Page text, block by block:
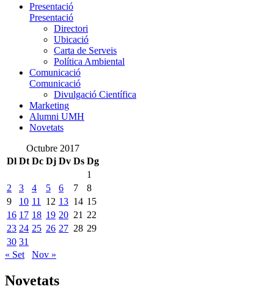
Presentació
Presentació
Directori
Ubicació
Carta de Serveis
Política Ambiental
Comunicació
Comunicació
Divulgació Científica
Marketing
Alumni UMH
Novetats
Octubre 2017
Dl Dt Dc Dj Dv Ds Dg
1
2
3 4 5 6 7
8
9
10 11 12 13 14 15
16 17 18 19 20 21 22
23 24 25 26 27 28 29
30 31
« Set
Nov »
Novetats